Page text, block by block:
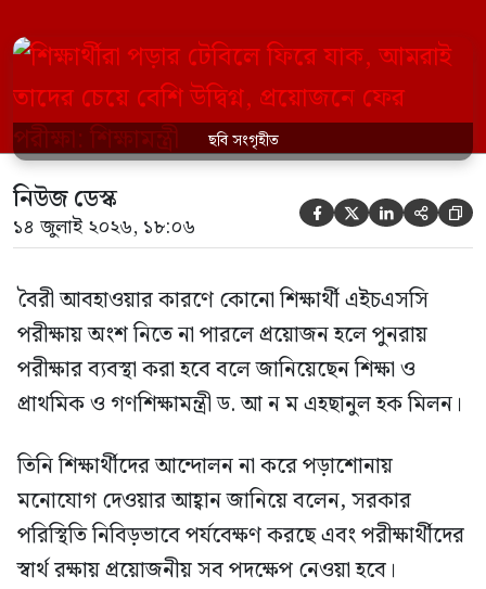
তিনি শিক্ষার্থীদের আন্দোলন না করে পড়াশোনায়
মনোযোগ দেওয়ার আহ্বান জানিয়ে বলেন,
সরকার পরিস্থিতি নিবিড়ভাবে পর্যবেক্ষণ করছে
এবং পরীক্ষার্থীদের স্বার্থ রক্ষায় প্রয়োজনীয় সব
পদক্ষেপ […]
ছবি সংগৃহীত
নিউজ ডেস্ক
১৪ জুলাই ২০২৬, ১৮:০৬     
বৈরী আবহাওয়ার কারণে কোনো শিক্ষার্থী এইচএসসি
পরীক্ষায় অংশ নিতে না পারলে প্রয়োজন হলে পুনরায়
পরীক্ষার ব্যবস্থা করা হবে বলে জানিয়েছেন শিক্ষা ও
প্রাথমিক ও গণশিক্ষামন্ত্রী ড. আ ন ম এহছানুল হক মিলন।
তিনি শিক্ষার্থীদের আন্দোলন না করে পড়াশোনায়
মনোযোগ দেওয়ার আহ্বান জানিয়ে বলেন, সরকার
পরিস্থিতি নিবিড়ভাবে পর্যবেক্ষণ করছে এবং পরীক্ষার্থীদের
স্বার্থ রক্ষায় প্রয়োজনীয় সব পদক্ষেপ নেওয়া হবে।